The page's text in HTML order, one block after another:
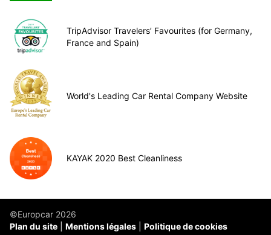
TripAdvisor Travelers’ Favourites (for Germany,
France and Spain)
World's Leading Car Rental Company Website
KAYAK 2020 Best Cleanliness
©Europcar 2026
Plan du site
Mentions légales Politique de cookies